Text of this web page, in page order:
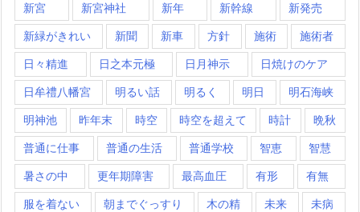
新宮 新宮神社 新年 新幹線 新発売
新緑がきれい 新聞 新車 方針 施術 施術者
日々精進 日之本元極 日月神示 日焼けのケア
日牟禮八幡宮 明るい話 明るく 明日 明石海峡
明神池 昨年末 時空 時空を超えて 時計 晩秋
普通に仕事 普通の生活 普通学校 智恵 智慧
暑さの中 更年期障害 最高血圧 有形 有無
服を着ない 朝までぐっすり 木の精 未来 未病